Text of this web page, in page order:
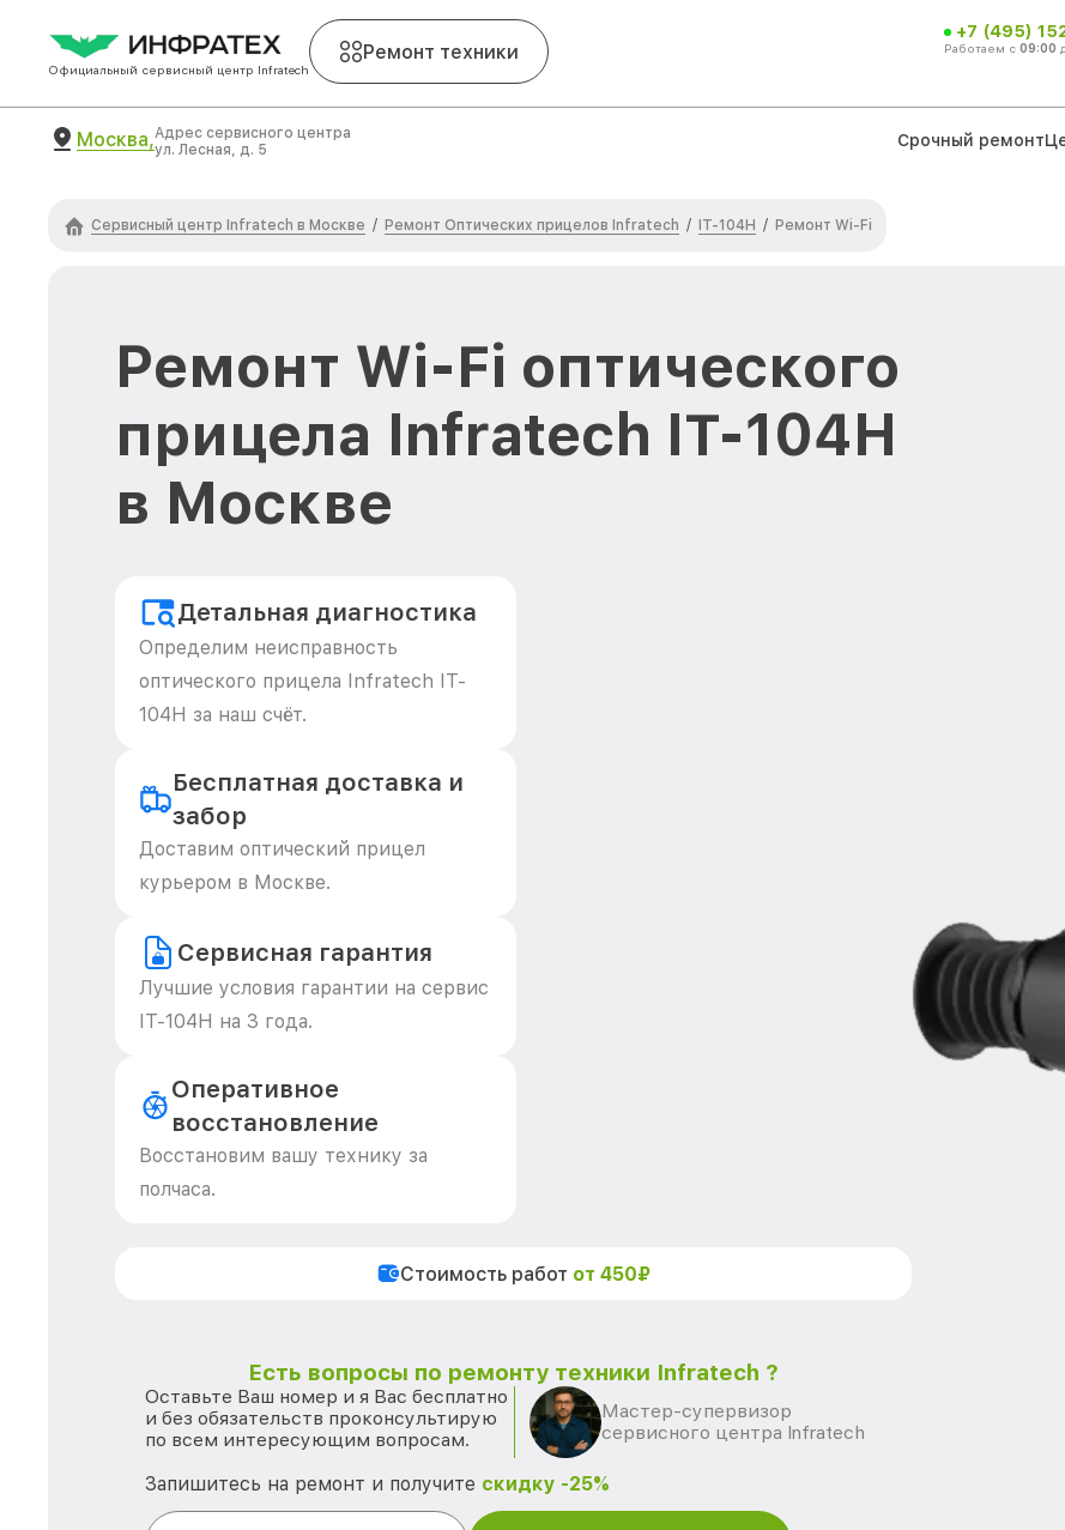
Официальный сервисный центр Infratech
Ремонт техники
+7 (495)
Работаем с 09:00
Москва,Адрес сервисного центра
ул. Лесная, д. 5
Срочный ремонт
Сервисный центр Infratech в Москве / Ремонт Оптических прицелов Infratech / IT-104H / Ремонт Wi-Fi
Ремонт Wi-Fi оптического
прицела Infratech IT-104H
в Москве
Детальная диагностика
Определим неисправность
оптического прицела Infratech IT-
104H за наш счёт.
Бесплатная доставка и
забор
Доставим оптический прицел
курьером в Москве.
Сервисная гарантия
Лучшие условия гарантии на сервис
IT-104H на 3 года.
Оперативное
восстановление
Восстановим вашу технику за
полчаса.
Стоимость работ от 450₽
Есть вопросы по ремонту техники Infratech ?
Оставьте Ваш номер и я Вас бесплатно
и без обязательств проконсультирую
по всем интересующим вопросам.
Мастер-супервизор
сервисного центра Infratech
Запишитесь на ремонт и получите скидку -25%